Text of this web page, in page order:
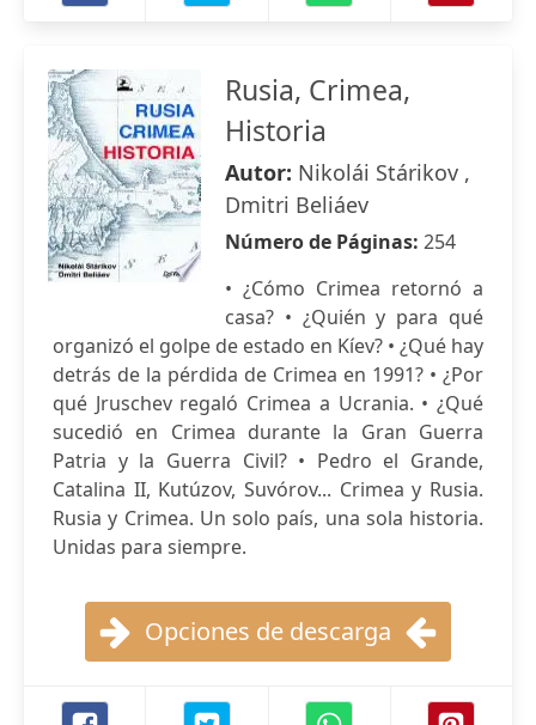
Rusia, Crimea,
Historia
Autor: Nikolái Stárikov ,
Dmitri Beliáev
Número de Páginas: 254
• ¿Cómo Crimea retornó a
casa? • ¿Quién y para qué
organizó el golpe de estado en Kíev? • ¿Qué hay
detrás de la pérdida de Crimea en 1991? • ¿Por
qué Jruschev regaló Crimea a Ucrania. • ¿Qué
sucedió en Crimea durante la Gran Guerra
Patria y la Guerra Civil? • Pedro el Grande,
Catalina II, Kutúzov, Suvórov... Crimea y Rusia.
Rusia y Crimea. Un solo país, una sola historia.
Unidas para siempre.
Opciones de descarga